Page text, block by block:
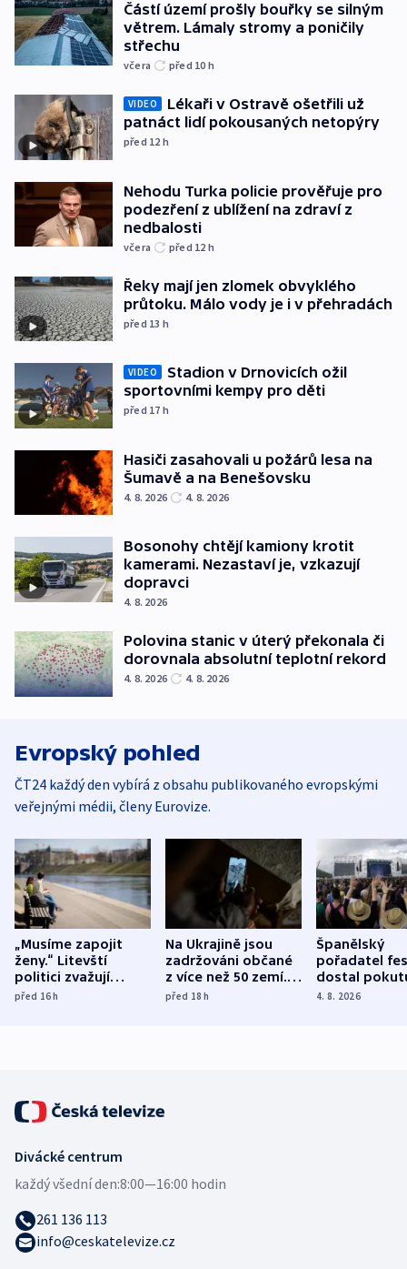
Částí území prošly bouřky se silným
větrem. Lámaly stromy a poničily
střechu
včera před 10 h
VIDEO
Lékaři v Ostravě ošetřili už
patnáct lidí pokousaných netopýry
před 12 h
Nehodu Turka policie prověřuje pro
podezření z ublížení na zdraví z
nedbalosti
včera před 12 h
Řeky mají jen zlomek obvyklého
průtoku. Málo vody je i v přehradách
před 13 h
VIDEO
Stadion v Drnovicích ožil
sportovními kempy pro děti
před 17 h
Hasiči zasahovali u požárů lesa na
Šumavě a na Benešovsku
4. 8. 2026 4. 8. 2026
Bosonohy chtějí kamiony krotit
kamerami. Nezastaví je, vzkazují
dopravci
4. 8. 2026
Polovina stanic v úterý překonala či
dorovnala absolutní teplotní rekord
4. 8. 2026 4. 8. 2026
Evropský pohled
ČT24 každý den vybírá z obsahu publikovaného evropskými
veřejnými médii, členy Eurovize.
„Musíme zapojit
ženy.“ Litevští
politici zvažují
dohodu o
před 16h
Na Ukrajině jsou
zadržováni občané
z více než 50 zemí.
Bojovali na straně
před 18h
Španělský
pořadatel
dostal
nekalé
4. 8. 2026
Divácké centrum
každý všední den:8:00—16:00 hodin
261 136 113
info@ceskatelevize.cz